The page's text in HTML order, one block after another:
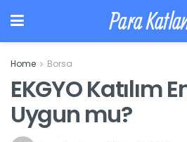
Para
Home Borsa
EKGYO Katılım
Uygun mu?